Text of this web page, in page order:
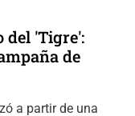
del 'Tigre':
de
a partir de una